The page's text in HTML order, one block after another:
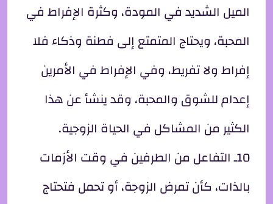
الميل الشديد في المودة، وكثرة الإفراط في
المحبة، ويحتاج المتمتع إلى فطنة وذكاء فلا
إفراط ولا تفريط، وفي الإفراط في الأمرين
إعدام للشوق والمحبة، وقد ينشأ عن هذا
الكثير من المشاكل في الحياة الزوجية.
10ـ التفاعل من الطرفين في وقت الأزمات
بالذات، كأن تمرض الزوجة، أو تحمل فتحتاج